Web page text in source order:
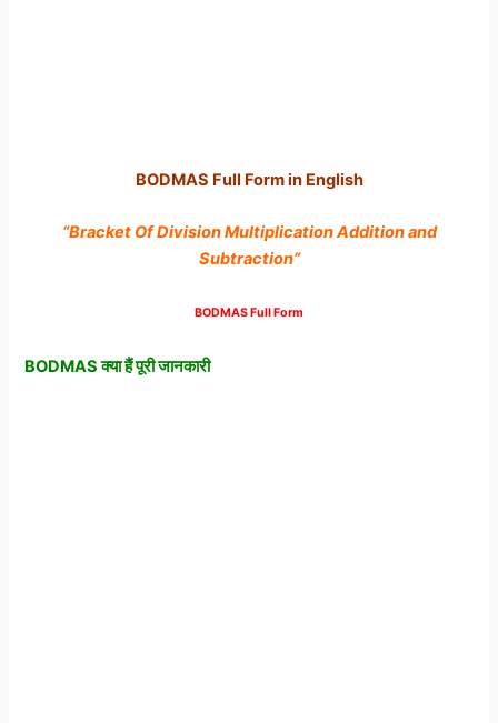
BODMAS Full Form in English
“Bracket Of Division Multiplication Addition and
Subtraction”
BODMAS Full Form
BODMAS क्या हैं पूरी जानकारी